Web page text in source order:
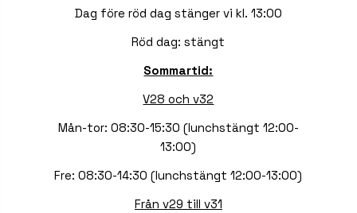
Dag före röd dag stänger vi kl. 13:00
Röd dag: stängt
Sommartid:
V28 och v32
Mån-tor: 08:30-15:30 (lunchstängt 12:00-
13:00)
Fre: 08:30-14:30 (lunchstängt 12:00-13:00)
Från v29 till v31